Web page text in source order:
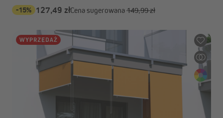
-15% 127,49 złCena sugerowana149,99 zł